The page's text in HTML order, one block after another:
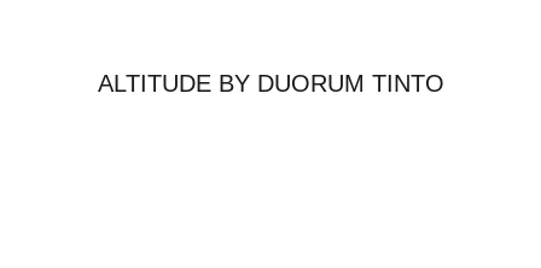
ALTITUDE BY DUORUM TINTO